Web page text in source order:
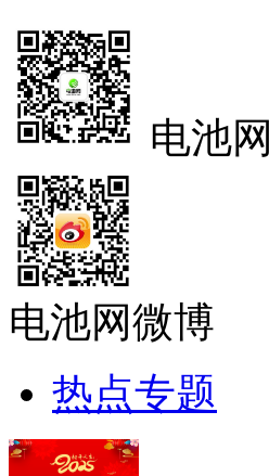
电池
电池网微博
热点专题